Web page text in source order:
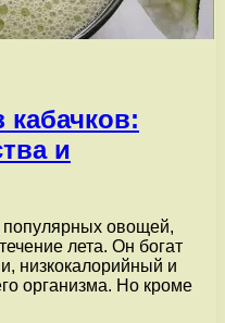
кабачков:
и
овощей,
лета. Он богат
низкокалорийный и
организма. Но кроме